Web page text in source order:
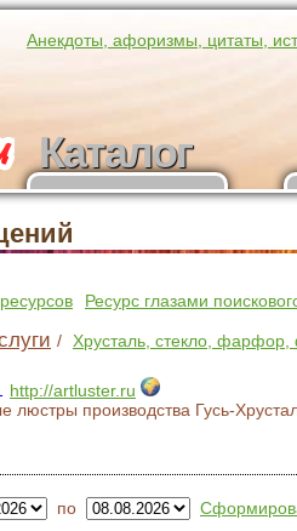
Анекдоты, афоризмы, цитаты,
Каталог
Каталог
участников
Ресурс глазами
/ Хрусталь, стекло, фарфор,
http://artluster.ru
люстры производства Гусь-
по